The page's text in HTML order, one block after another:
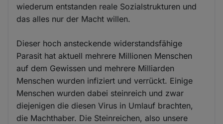
wiederum entstanden reale Sozialstrukturen und
das alles nur der Macht willen.
Dieser hoch ansteckende widerstandsfähige
Parasit hat aktuell mehrere Millionen Menschen
auf dem Gewissen und mehrere Milliarden
Menschen wurden infiziert und verrückt. Einige
Menschen wurden dabei steinreich und zwar
diejenigen die diesen Virus in Umlauf brachten,
die Machthaber. Die Steinreichen, also unsere